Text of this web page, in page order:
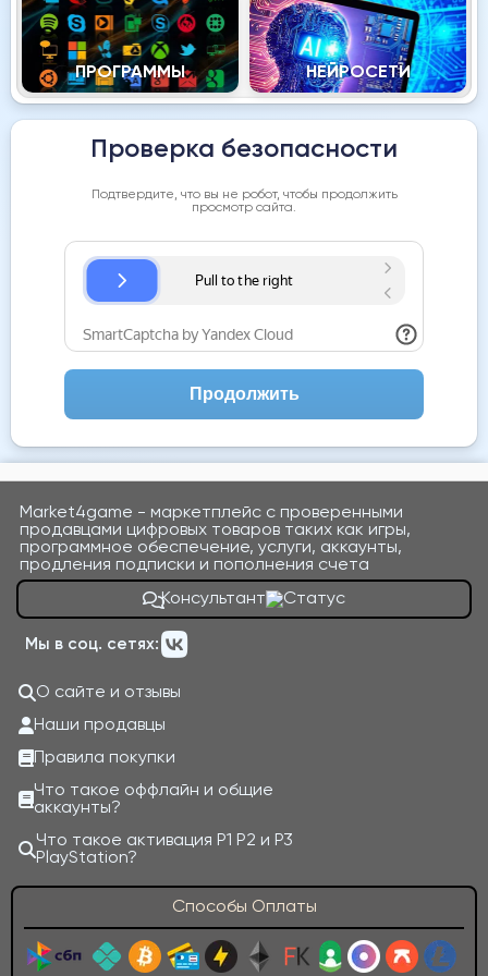
ПРОГРАММЫ НЕЙРОСЕТИ
Проверка безопасности
Подтвердите, что вы не робот, чтобы продолжить
просмотр сайта.
Продолжить
Market4game - маркетплейс с проверенными
продавцами цифровых товаров таких как игры,
программное обеспечение, услуги, аккаунты,
продления подписки и пополнения счета
Консультант
Мы в соц. сетях:
О сайте и отзывы
Наши продавцы
Правила покупки
Что такое оффлайн и общие
аккаунты?
Что такое активация P1 P2 и P3
PlayStation?
Способы Оплаты